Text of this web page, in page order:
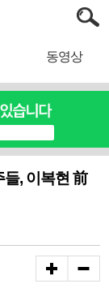
동영상
, 이복현 前